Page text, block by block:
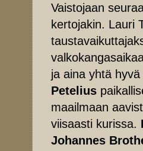
Vaistojaan
kertojakin. Lauri
ja aina yhtä
Petelius
maailmaan
viisaasti kurissa.
Johannes